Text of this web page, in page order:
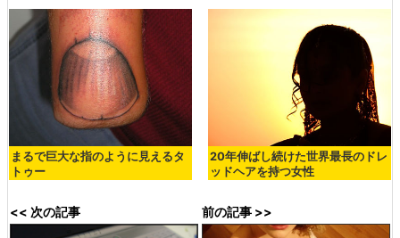
まるで巨大な指のように見えるタ
トゥー
20年伸ばし続けた世界最長のドレ
ッドヘアを持つ女性
<< 次の記事 前の記事 >>